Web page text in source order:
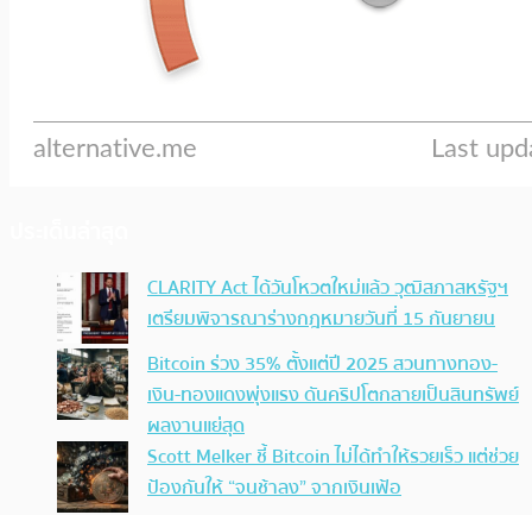
CLARITY Act ได้วันโหวตใหม่แล้ว วุฒิสภาสหรัฐฯ
เตรียมพิจารณาร่างกฎหมายวันที่ 15 กันยายน
Bitcoin ร่วง 35% ตั้งแต่ปี 2025 สวนทางทอง-
เงิน-ทองแดงพุ่งแรง ดันคริปโตกลายเป็นสินทรัพย์
ผลงานแย่สุด
Scott Melker ชี้ Bitcoin ไม่ได้ทำให้รวยเร็ว แต่ช่วย
ป้องกันให้ “จนช้าลง” จากเงินเฟ้อ